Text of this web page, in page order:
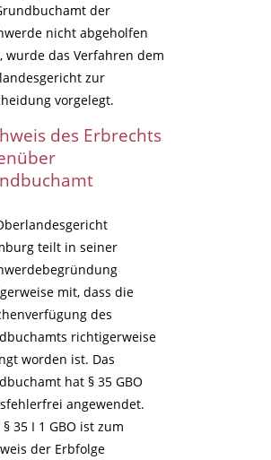
der
nicht abgeholfen
wurde das Verfahren dem
zur
vorgelegt.
des Erbrechts
teilt in seiner
mit, dass die
des
richtigerweise
worden ist. Das
hat § 35 GBO
angewendet.
35 I 1 GBO ist zum
der Erbfolge